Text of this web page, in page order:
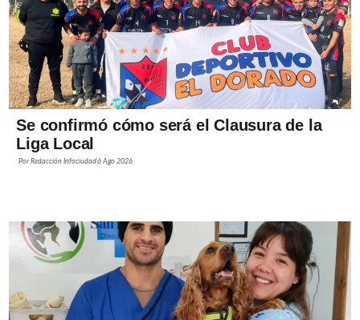
Se confirmó cómo será el Clausura de la
Liga Local
PorRedacción Infociudad6 Ago 2026